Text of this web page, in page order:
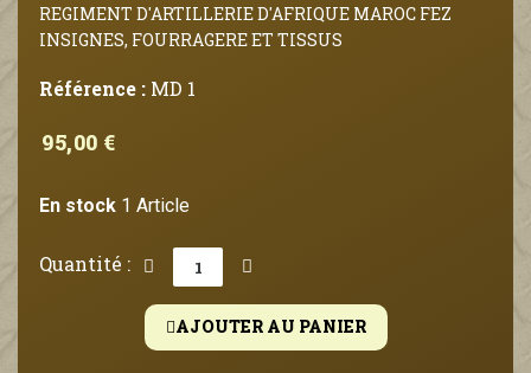
REGIMENT D'ARTILLERIE D'AFRIQUE MAROC FEZ
INSIGNES, FOURRAGERE ET TISSUS
Référence : MD 1
95,00 €
En stock 1 Article
Quantité :
AJOUTER AU PANIER